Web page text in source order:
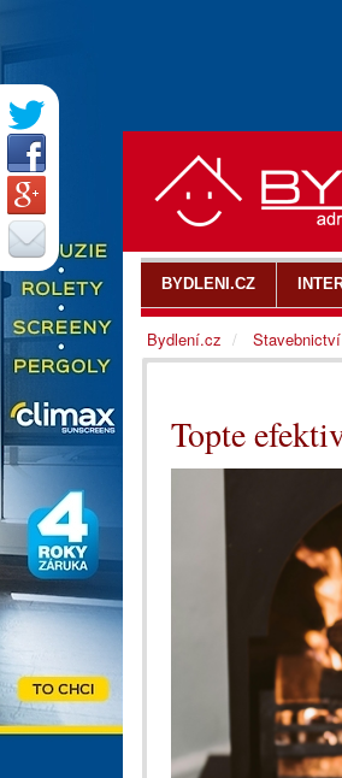
Topte
BYDLENI.CZ
Bydlení.cz Stavebnictví